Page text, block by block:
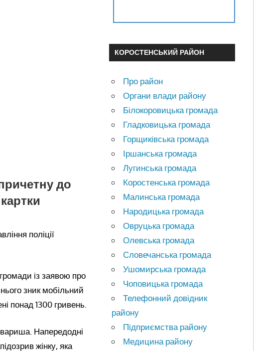
до
поліції
із заявою про
зник мобільний
понад 1300 гривень.
Напередодні
жінку, яка
КОРОСТЕНСЬКИЙ РАЙОН
Про район
Органи влади району
Білокоровицька громада
Гладковицька громада
Горщиківська громада
Іршанська громада
Лугинська громада
Коростенська громада
Малинська громада
Народицька громада
Овруцька громада
Олевська громада
Словечанська громада
Ушомирська громада
Чоповицька громада
Телефонний довідник
району
Підприємства району
Медицина району